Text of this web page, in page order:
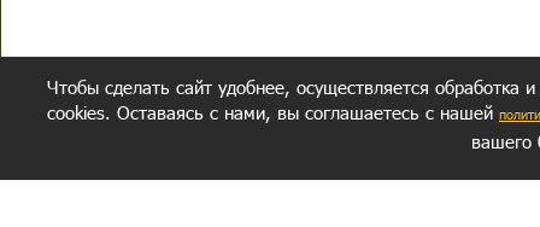
Чтобы сделать сайт удобнее, осуществляется обработка
cookies. Оставаясь с нами, вы соглашаетесь с нашей
вашего